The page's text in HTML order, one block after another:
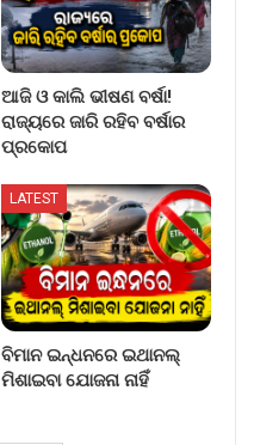
ଆଜି ଓ କାଲି ଭୀଷଣ ବର୍ଷା!
ରାଜ୍ୟରେ ଜାରି ରହିବ ବର୍ଷାର
ପ୍ରକୋପ
LATEST
ବିମାନ ଇନ୍ଧନରେ ଇଥାନଲ୍
ମିଶାଇବା ଯୋଜନା ନାହିଁ